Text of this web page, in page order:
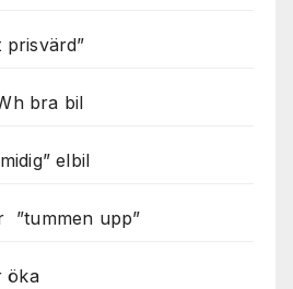
prisvärd”
bra bil
elbil
”tummen upp”
öka